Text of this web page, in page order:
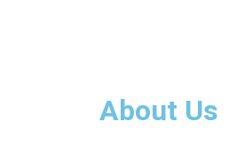
About Us